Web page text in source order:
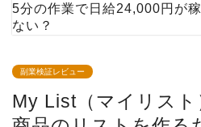
5分の作業で日給24,000円が
ない？
副業検証レビュー
My List（マイリスト